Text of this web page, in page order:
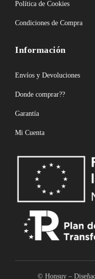
Política de Cookies
Condiciones de Compra
Información
Envíos y Devoluciones
Donde comprar??
Garantía
Mi Cuenta
© Honsuy –